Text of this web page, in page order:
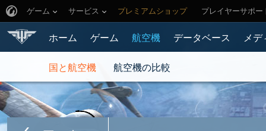
ゲーム サービス プレミアムショップ プレイヤーサポー
ホーム ゲーム 航空機 データベース メ
国と航空機 航空機の比較